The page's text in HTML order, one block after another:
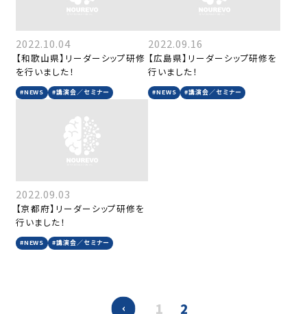
2022.10.04
【和歌山県】リーダーシップ研修
を行いました！
#NEWS #講演会／セミナー
2022.09.16
【広島県】リーダーシップ研修を
行いました！
#NEWS #講演会／セミナー
2022.09.03
【京都府】リーダーシップ研修を
行いました！
#NEWS #講演会／セミナー
1 2